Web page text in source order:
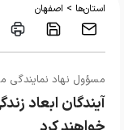
استان‌ها > اصفهان
مسؤول نهاد نمایندگی
آیندگان ابعاد